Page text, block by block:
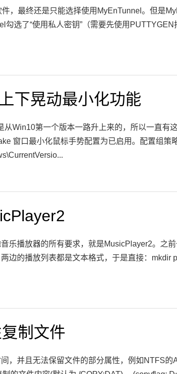
，最终还是只能选择使用MyEnTunnel。但是
选了“使用私人密钥”（需要先使用
下晃动最小化功能
Win10第一个版本一路升上来的，所以一直有
窗口最小化鼠标手势配置为已启用。配置组策
乐播放器的所有要求，就是MusicPlayer2。之
边的播放列表都是文本格式，于是直接：mkdir
制文件
，并且无法保留文件的部分属性，例如NTFS的